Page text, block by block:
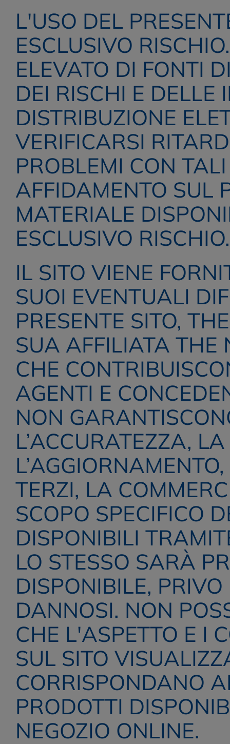
L'USO DEL
ESCLUSIVO
ELEVATO DI FONTI
DEI RISCHI E DELLE
DISTRIBUZIONE
VERIFICARSI
PROBLEMI CON
AFFIDAMENTO SUL
MATERIALE
ESCLUSIVO RISCHIO.
IL SITO VIENE
SUOI EVENTUALI
PRESENTE SITO,
SUA AFFILIATA THE
CHE
AGENTI E
NON
L’ACCURATEZZA,
TERZI, LA
SCOPO SPECIFICO
DISPONIBILI
LO STESSO SARÀ
DISPONIBILE,
DANNOSI. NON
CHE L'ASPETTO E I
SUL SITO
CORRISPONDANO
PRODOTTI
NEGOZIO ONLINE.